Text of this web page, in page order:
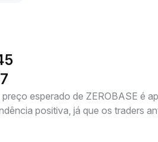
esperado de ZEROBASE é
positiva, já que os traders